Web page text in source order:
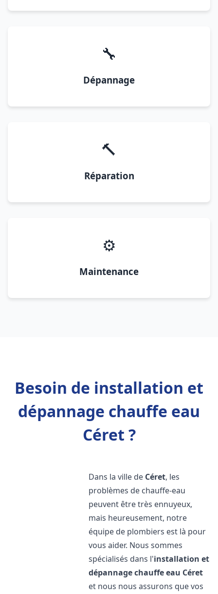
🔧
Dépannage
🔨
Réparation
⚙️
Maintenance
Besoin de installation et
dépannage chauffe eau
Céret ?
Dans la ville de Céret, les
problèmes de chauffe-eau
peuvent être très ennuyeux,
mais heureusement, notre
équipe de plombiers est là pour
vous aider. Nous sommes
spécialisés dans l'installation et
dépannage chauffe eau Céret
et nous nous assurons que vos